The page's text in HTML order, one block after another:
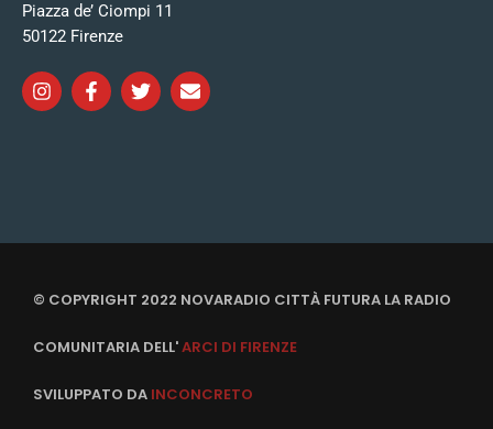
Piazza de’ Ciompi 11
50122 Firenze
© COPYRIGHT 2022 NOVARADIO CITTÀ FUTURA LA RADIO
COMUNITARIA DELL'ARCI DI FIRENZE
SVILUPPATO DA INCONCRETO